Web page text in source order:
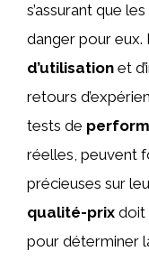
s’assurant que
danger pour eux.
d’utilisation et
retours
tests de
réelles, peuvent
précieuses sur
qualité-prix doit
pour déterminer